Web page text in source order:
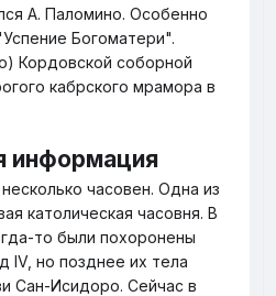
А. Паломино. Особенно
Богоматери".
Кордовской соборной
кабрского мрамора в
информация
часовен. Одна из
католическая часовня. В
то были похоронены
IV, но позднее их тела
Сан-Исидоро. Сейчас в